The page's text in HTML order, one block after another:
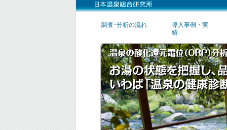
調査･分析の流れ
導入事例・実
績